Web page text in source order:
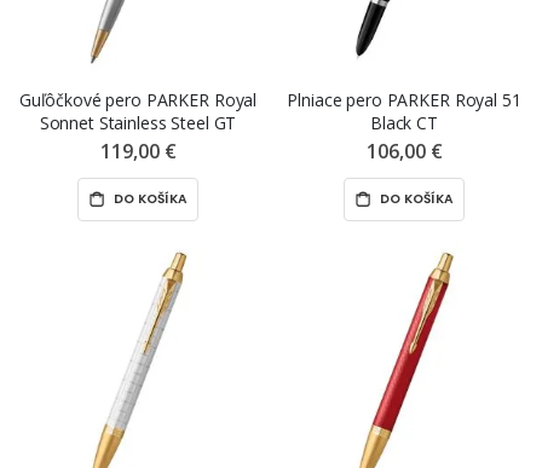
Guľôčkové pero PARKER Royal
Sonnet Stainless Steel GT
119,00 €
DO KOŠÍKA
Plniace pero PARKER Royal 51
Black CT
106,00 €
DO KOŠÍKA